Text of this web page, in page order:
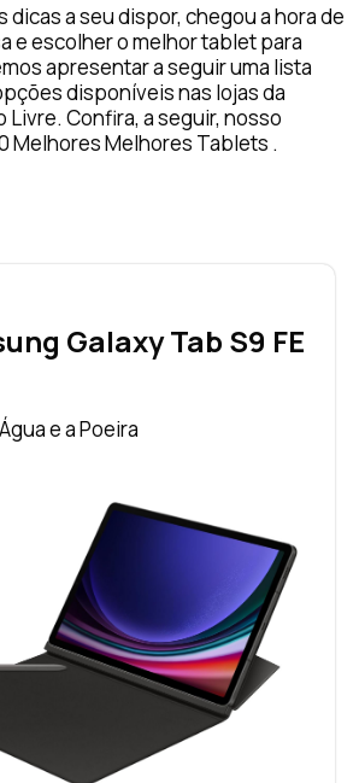
dicas a seu dispor, chegou a hora de
e escolher o melhor tablet para
apresentar a seguir uma lista
disponíveis nas lojas da
Livre. Confira, a seguir, nosso
Melhores Melhores Tablets .
Galaxy Tab S9 FE
e a Poeira